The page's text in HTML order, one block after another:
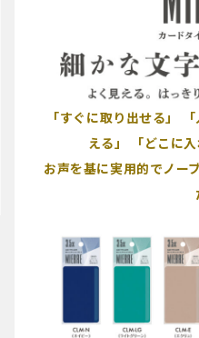
「すぐに取り出せる」
える」 「どこに
お声を基に実用的でノー